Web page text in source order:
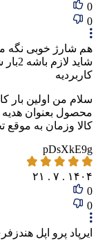
0
0
هم شارژ خوبی نگه
شاید
کاربردیه
سلام من اولین بار
محصول بعنوان
کالا وزمان به موقع
pDsXkE9g
۱۴۰۴ . ۷ . ۲۱
0
0
ایرپاد پرو اپل